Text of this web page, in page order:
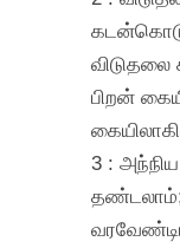
விடுதலை
பிறன்
3 :